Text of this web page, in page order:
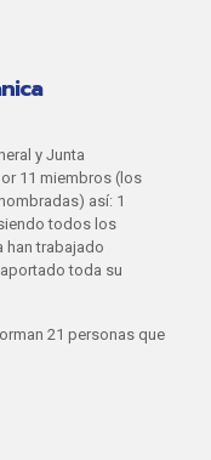
y Junta
11 miembros (los
así: 1
todos los
han trabajado
toda su
21 personas que